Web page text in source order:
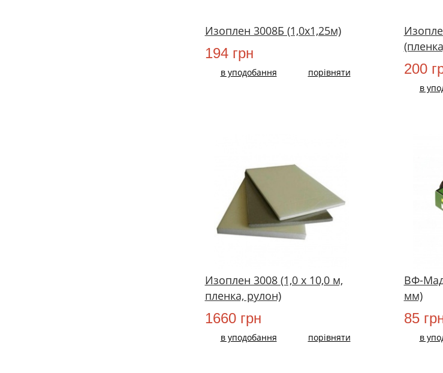
Изоплен 3008Б (1,0х1,25м)
194 грн
в уподобання порівняти 200
в
Изоплен 3008 (1,0 х 10,0 м,
пленка, рулон)
1660 грн
в уподобання порівняти
ВФ-
мм)
85
в